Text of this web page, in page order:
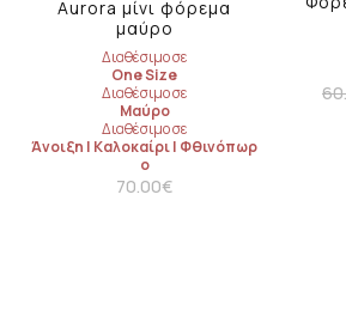
Aurora μίνι φόρεμα
μαύρο
Διαθέσιμο σε
One Size
Διαθέσιμο σε
Μαύρο
Διαθέσιμο σε
Άνοιξη | Καλοκαίρι| Φθινόπωρ
ο
70.00€